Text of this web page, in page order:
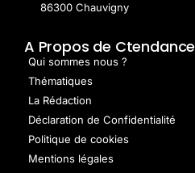
86300 Chauvigny
A Propos de Ctendance
Qui sommes nous ?
Thématiques
La Rédaction
Déclaration de Confidentialité
Politique de cookies
Mentions légales